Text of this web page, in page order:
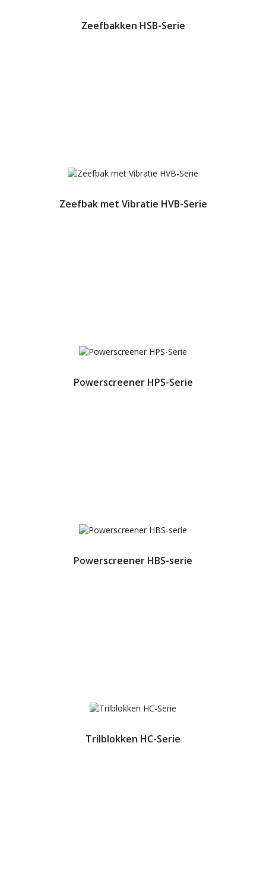
Zeefbakken HSB-Serie
Zeefbak met Vibratie HVB-Serie
Powerscreener HPS-Serie
Powerscreener HBS-serie
Trilblokken HC-Serie